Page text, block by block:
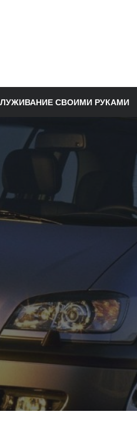
СВОИМИ РУКАМИ